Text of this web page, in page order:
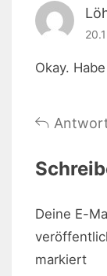
Okay.
Deine E-
markiert